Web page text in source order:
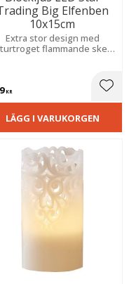
favoriter
Big Elfenben
10x15cm
Extra stor design med
flammande sken.
KR
LÄGG I VARUKORGEN